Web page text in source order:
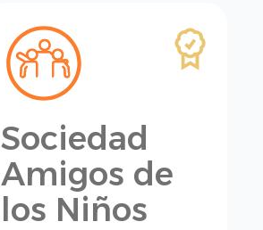
Sociedad
Amigos de
los Niños